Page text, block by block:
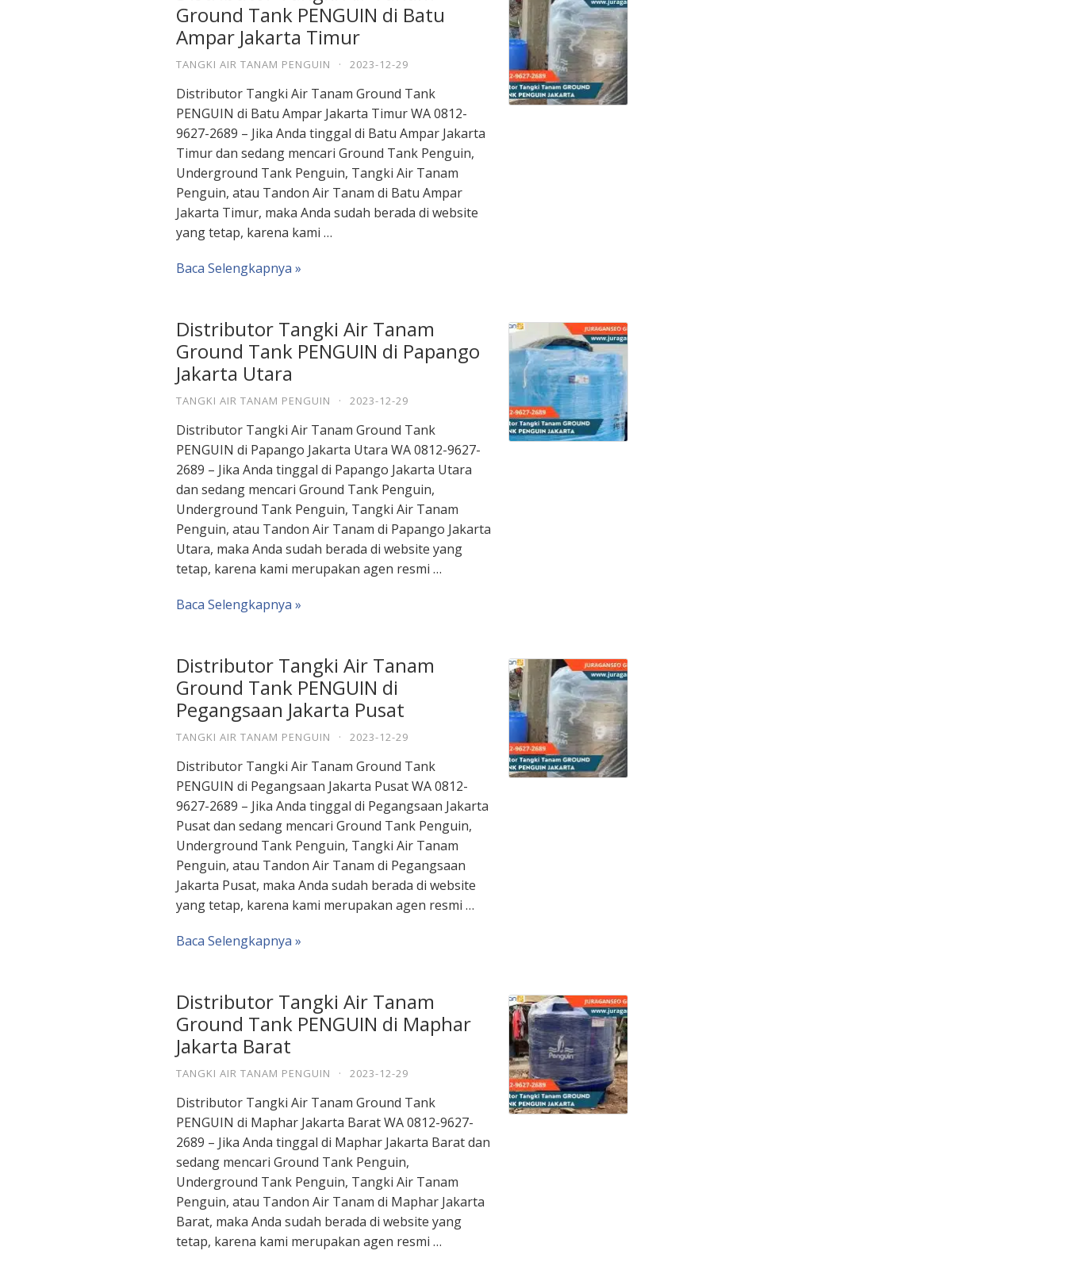
Ground Tank PENGUIN di Batu
Ampar Jakarta Timur
TANGKI AIR TANAM PENGUIN · 2023-12-29
Distributor Tangki Air Tanam Ground Tank
PENGUIN di Batu Ampar Jakarta Timur WA 0812-
9627-2689 – Jika Anda tinggal di Batu Ampar Jakarta
Timur dan sedang mencari Ground Tank Penguin,
Underground Tank Penguin, Tangki Air Tanam
Penguin, atau Tandon Air Tanam di Batu Ampar
Jakarta Timur, maka Anda sudah berada di website
yang tetap, karena kami …
Baca Selengkapnya »
Distributor Tangki Air Tanam
Ground Tank PENGUIN di Papango
Jakarta Utara
TANGKI AIR TANAM PENGUIN · 2023-12-29
Distributor Tangki Air Tanam Ground Tank
PENGUIN di Papango Jakarta Utara WA 0812-9627-
2689 – Jika Anda tinggal di Papango Jakarta Utara
dan sedang mencari Ground Tank Penguin,
Underground Tank Penguin, Tangki Air Tanam
Penguin, atau Tandon Air Tanam di Papango Jakarta
Utara, maka Anda sudah berada di website yang
tetap, karena kami merupakan agen resmi …
Baca Selengkapnya »
Distributor Tangki Air Tanam
Ground Tank PENGUIN di
Pegangsaan Jakarta Pusat
TANGKI AIR TANAM PENGUIN · 2023-12-29
Distributor Tangki Air Tanam Ground Tank
PENGUIN di Pegangsaan Jakarta Pusat WA 0812-
9627-2689 – Jika Anda tinggal di Pegangsaan Jakarta
Pusat dan sedang mencari Ground Tank Penguin,
Underground Tank Penguin, Tangki Air Tanam
Penguin, atau Tandon Air Tanam di Pegangsaan
Jakarta Pusat, maka Anda sudah berada di website
yang tetap, karena kami merupakan agen resmi …
Baca Selengkapnya »
Distributor Tangki Air Tanam
Ground Tank PENGUIN di Maphar
Jakarta Barat
TANGKI AIR TANAM PENGUIN · 2023-12-29
Distributor Tangki Air Tanam Ground Tank
PENGUIN di Maphar Jakarta Barat WA 0812-9627-
2689 – Jika Anda tinggal di Maphar Jakarta Barat dan
sedang mencari Ground Tank Penguin,
Underground Tank Penguin, Tangki Air Tanam
Penguin, atau Tandon Air Tanam di Maphar Jakarta
Barat, maka Anda sudah berada di website yang
tetap, karena kami merupakan agen resmi …